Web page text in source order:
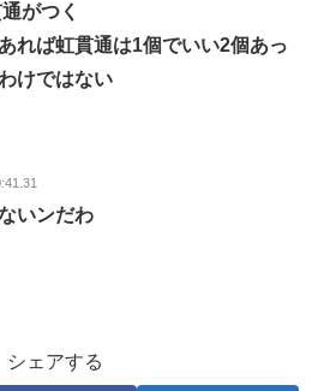
がつく
れば虹貫通は1個でいい2個あっ
けではない
いンだわ
シェアする